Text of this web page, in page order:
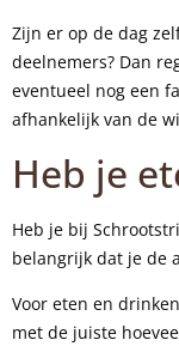
Zijn er op de dag
deelnemers? Dan
eventueel nog een
afhankelijk van de
Heb je
Heb je bij
belangrijk dat je de
Voor eten en
met de juiste